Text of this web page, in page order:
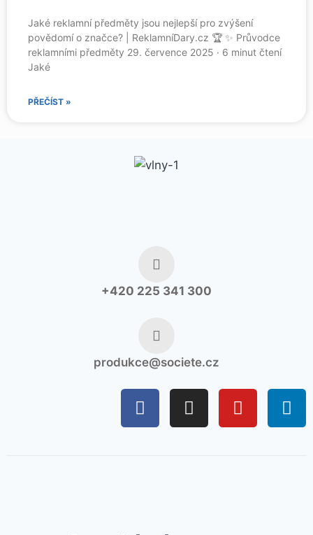
Jaké reklamní předměty jsou nejlepší pro zvýšení
povědomí o značce? | ReklamníDary.cz 🏆 ✨ Průvodce
reklamními předměty 29. července 2025 · 6 minut čtení
Jaké
PŘEČÍST »
+420 225 341 300
produkce@societe.cz